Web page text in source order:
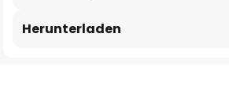
Herunterladen